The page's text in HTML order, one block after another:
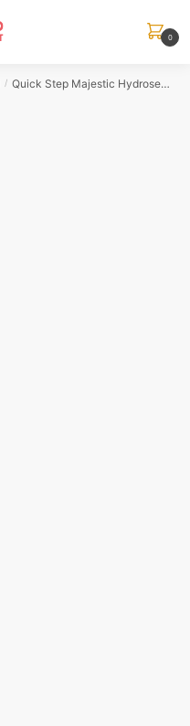
0
/ Quick Step Majestic Hydroseal Bosland Eik Natuur